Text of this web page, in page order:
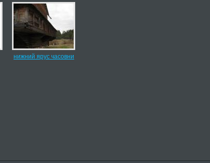
нижний ярус часовни